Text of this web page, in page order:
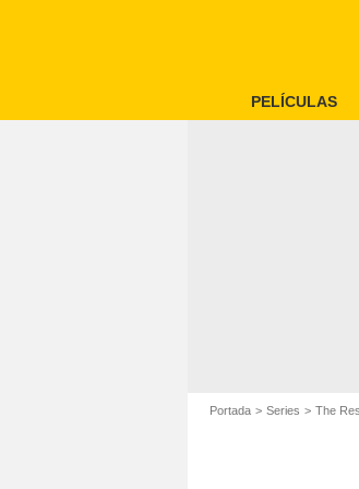
PELÍCULAS
Portada Series The